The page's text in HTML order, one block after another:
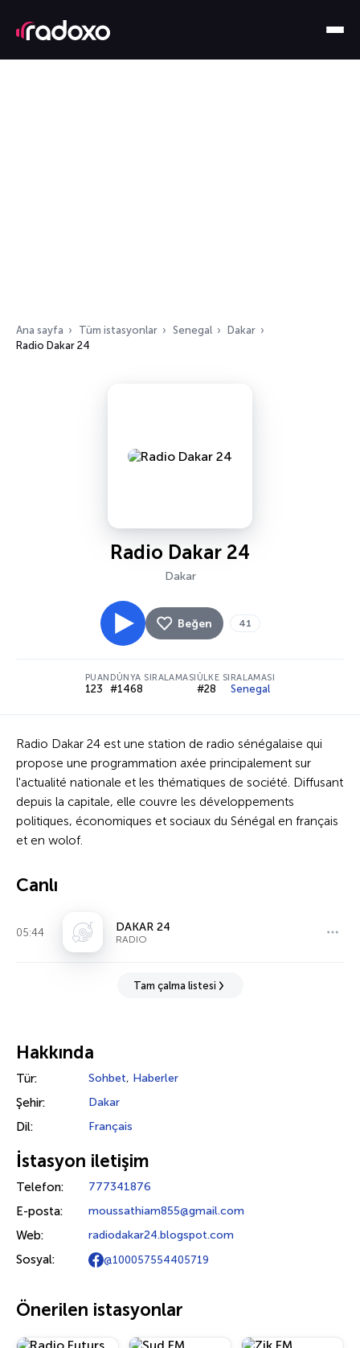
Ana sayfa Tüm istasyonlar Senegal
Dakar
Radio Dakar 24
Radio Dakar 24
Dakar
Beğen 41
PUAN
123
DÜNYA SIRALAMASI
#1468
ÜLKE SIRALAMASI
#28 Senegal
Radio Dakar 24 est une station de radio sénégalaise qui
propose une programmation axée principalement sur
l'actualité nationale et les thématiques de société. Diffusant
depuis la capitale, elle couvre les développements
politiques, économiques et sociaux du Sénégal en français
et en wolof.
Canlı
05:44 DAKAR 24
RADIO
Tam çalma listesi
Hakkında
Tür: Sohbet, Haberler
Şehir: Dakar
Dil: Français
İstasyon iletişim
Telefon: 777341876
E-posta: moussathiam855@gmail.com
Web: radiodakar24.blogspot.com
Sosyal: @100057554405719
Önerilen istasyonlar